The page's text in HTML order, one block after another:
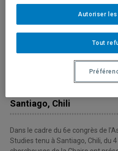
7 Décembre 2022 -
Les chercheuses de la
Santiago, Chili
Dans le cadre du 6e congrès de
Studies tenu à Santiago, Chili, du
Tout
Autoriser